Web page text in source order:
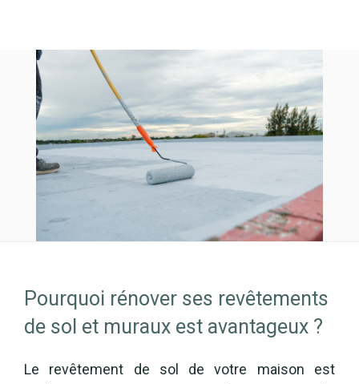
Pourquoi rénover ses revêtements
de sol et muraux est avantageux ?
Le revêtement de sol de votre maison est